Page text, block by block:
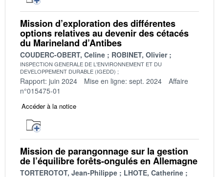
Mission d’exploration des différentes
options relatives au devenir des cétacés
du Marineland d’Antibes
COUDERC-OBERT, Celine ROBINET, Olivier
INSPECTION GENERALE DE L'ENVIRONNEMENT ET DU
DEVELOPPEMENT DURABLE (IGEDD)
Rapport: juin 2024 Mise en ligne: sept. 2024
Affaire
n°015475-01
Accéder à la notice
Mission de parangonnage sur la gestion
de l’équilibre forêts-ongulés en Allemagne
TORTEROTOT, Jean-Philippe
LHOTE, Catherine